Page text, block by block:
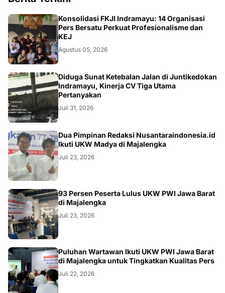
Konsolidasi FKJI Indramayu: 14 Organisasi
Pers Bersatu Perkuat Profesionalisme dan
KEJ
Agustus 05, 2026
KRIMINAL
Diduga Sunat Ketebalan Jalan di Juntikedokan
Indramayu, Kinerja CV Tiga Utama
Pertanyakan
Juli 31, 2026
Dua Pimpinan Redaksi Nusantaraindonesia.id
Ikuti UKW Madya di Majalengka
Juli 23, 2026
93 Persen Peserta Lulus UKW PWI Jawa Barat
di Majalengka
Juli 23, 2026
Puluhan Wartawan Ikuti UKW PWI Jawa Barat
di Majalengka untuk Tingkatkan Kualitas Pers
Juli 22, 2026